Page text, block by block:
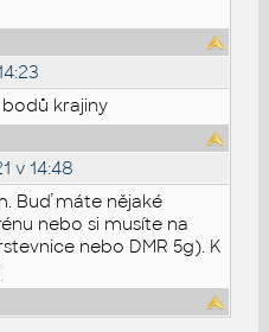
krajiny
v 14:48
Buď máte nějaké
nebo si musíte na
nebo DMR 5g). K